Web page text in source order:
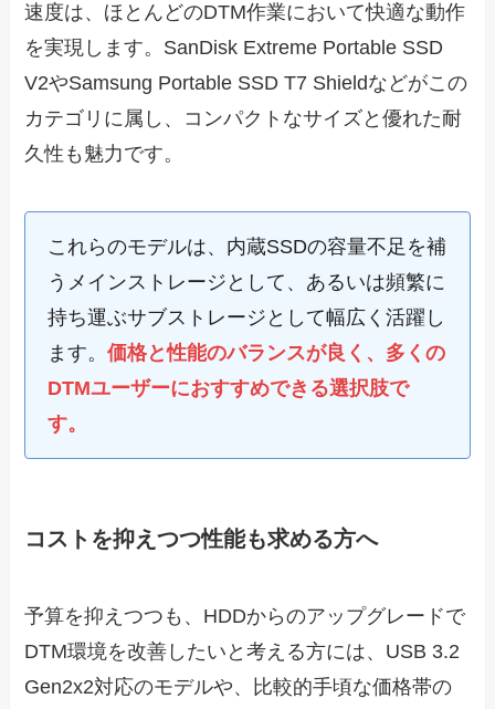
速度は、ほとんどのDTM作業において快適な動作
を実現します。SanDisk Extreme Portable SSD
V2やSamsung Portable SSD T7 Shieldなどがこの
カテゴリに属し、コンパクトなサイズと優れた耐
久性も魅力です。
これらのモデルは、内蔵SSDの容量不足を補
うメインストレージとして、あるいは頻繁に
持ち運ぶサブストレージとして幅広く活躍し
ます。価格と性能のバランスが良く、多くの
DTMユーザーにおすすめできる選択肢で
す。
コストを抑えつつ性能も求める方へ
予算を抑えつつも、HDDからのアップグレードで
DTM環境を改善したいと考える方には、USB 3.2
Gen2x2対応のモデルや、比較的手頃な価格帯の